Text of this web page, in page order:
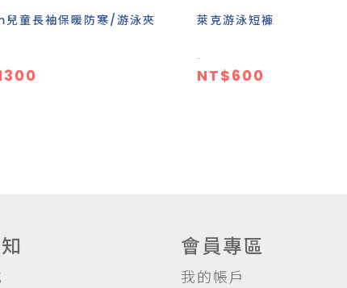
童長袖保暖防寒/游泳夾 萊克游泳短褲
NT$600
會員專區
我的帳戶